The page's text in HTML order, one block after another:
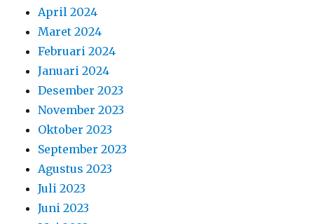
April 2024
Maret 2024
Februari 2024
Januari 2024
Desember 2023
November 2023
Oktober 2023
September 2023
Agustus 2023
Juli 2023
Juni 2023